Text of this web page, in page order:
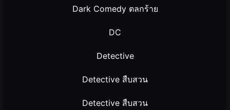
Dark Comedy ตลกร้าย
DC
Detective
Detective สืบสวน
Detective สืบสวน